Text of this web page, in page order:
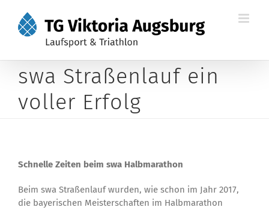
Inhalt
springen
swa Straßenlauf ein
voller Erfolg
Schnelle Zeiten beim swa Halbmarathon
Beim swa Straßenlauf wurden, wie schon im Jahr 2017,
die bayerischen Meisterschaften im Halbmarathon